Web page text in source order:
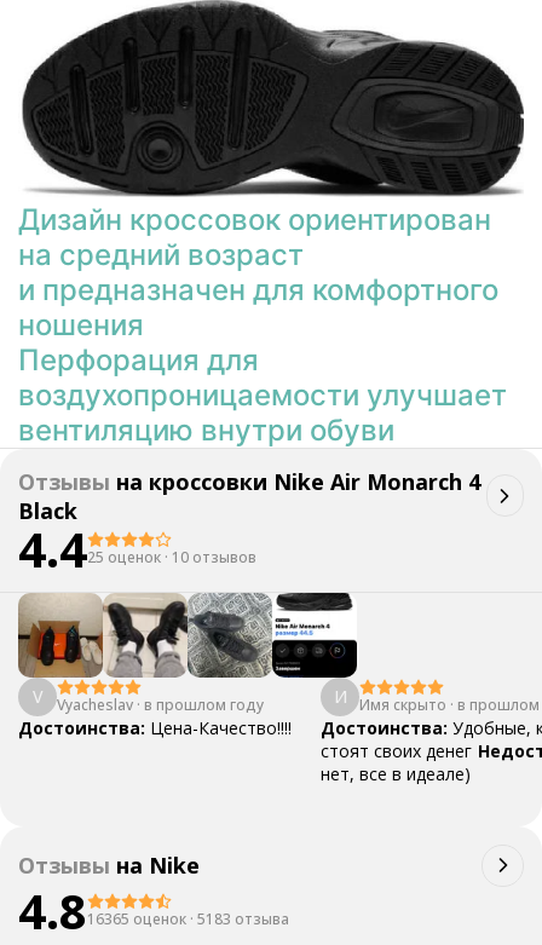
Дизайн кроссовок ориентирован
на средний возраст
и предназначен для комфортного
ношения
Перфорация для
воздухопроницаемости улучшает
вентиляцию внутри обуви
Отзывы на кроссовки Nike Air Monarch 4
Black
4.425 оценок · 10 отзывов
V Vyacheslav · в прошлом году
Достоинства: Цена-Качество!!!!
И Имя скрыто · в прошлом
Достоинства: Удобные,
стоят своих денег
нет, все в идеале)
Отзывы на Nike
4.816365 оценок · 5183 отзыва